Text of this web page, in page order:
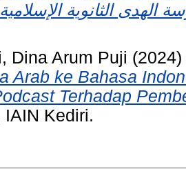
Dina Arum Puji (2024)
Arab ke Bahasa
Terhadap
IAIN Kediri.